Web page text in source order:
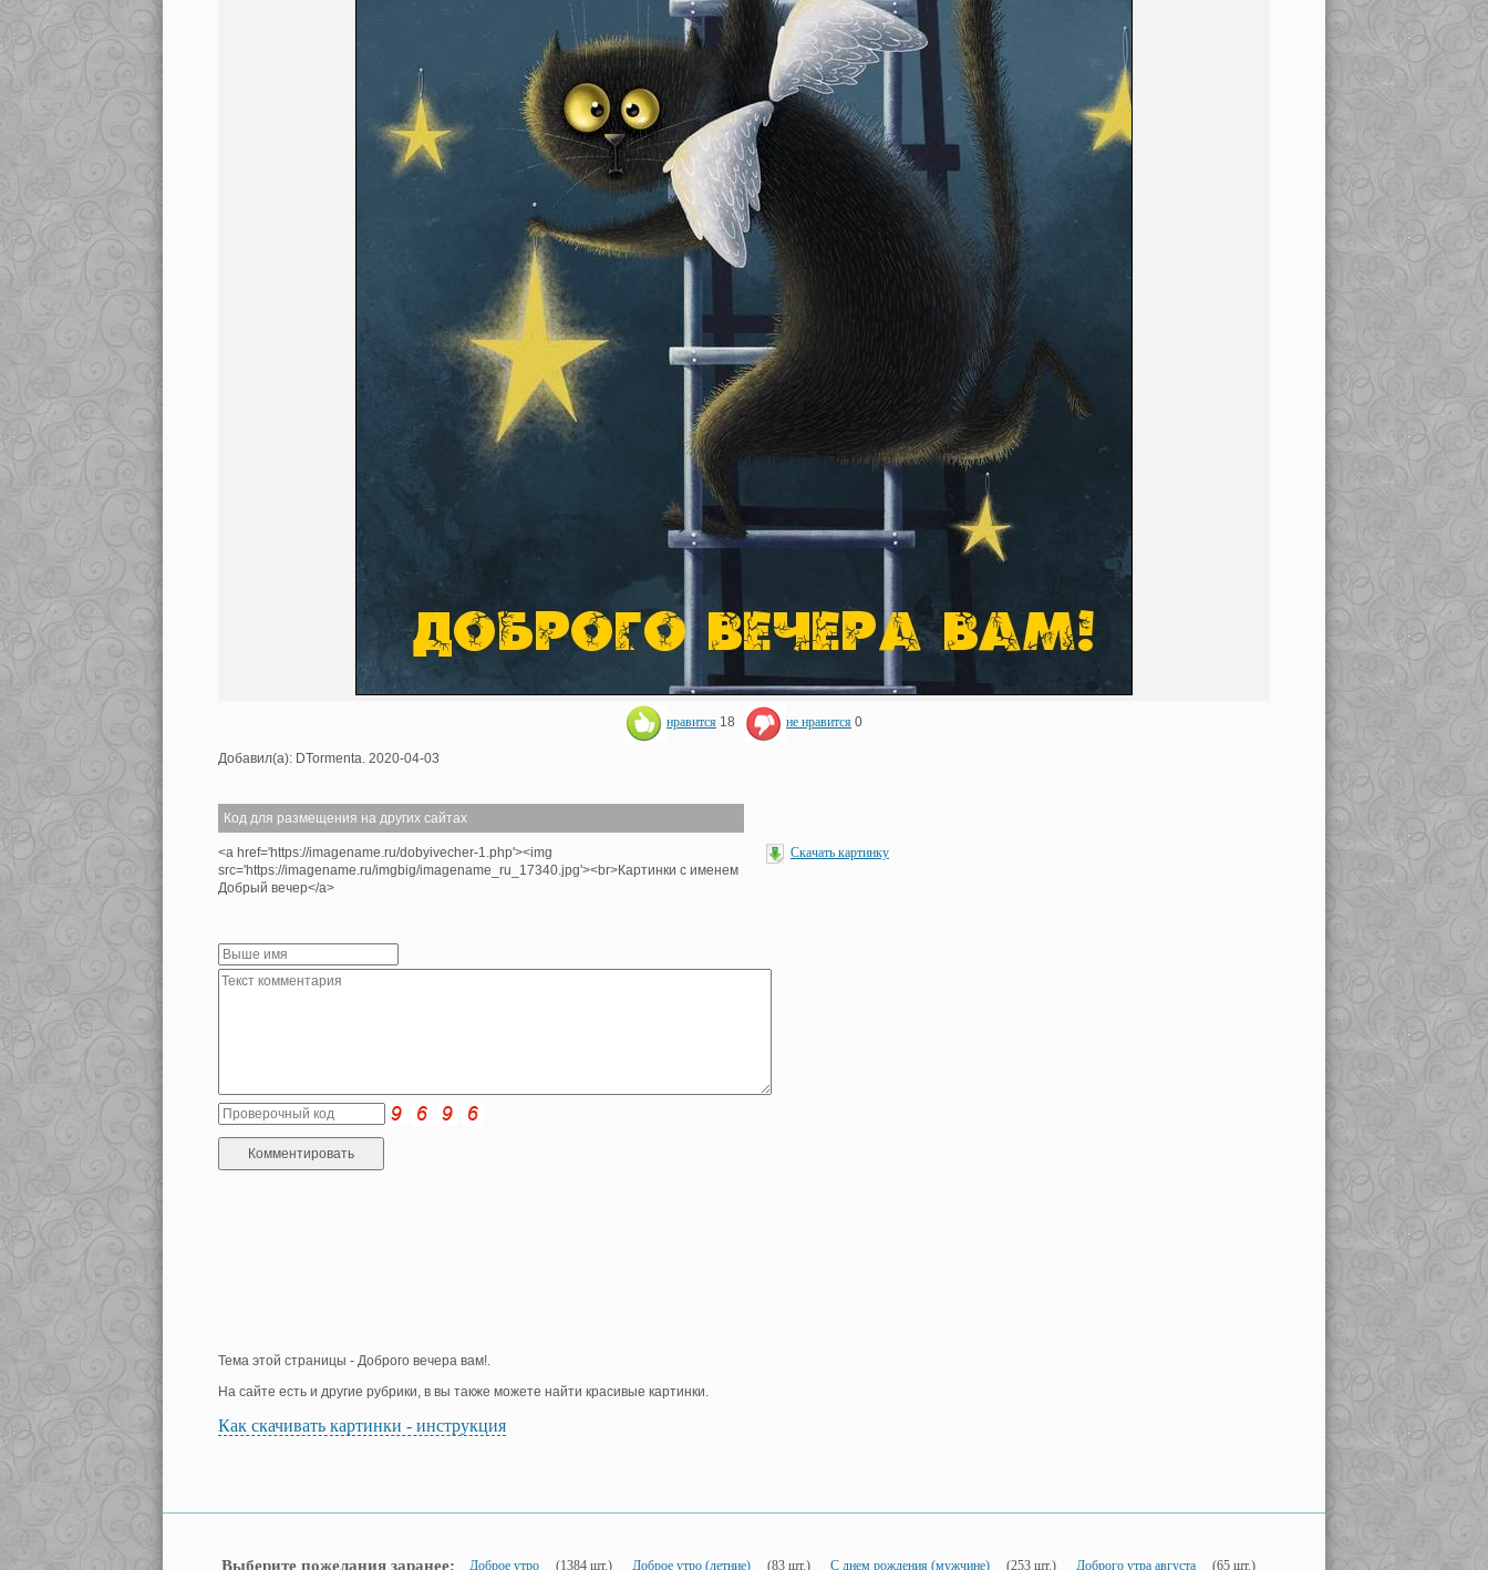
нравится 18 не нравится 0
Добавил(а): DTormenta. 2020-04-03
Код для размещения на других сайтах
<a href='https://imagename.ru/dobyivecher-1.php'><img
src='https://imagename.ru/imgbig/imagename_ru_17340.jpg'><br>Картинки с именем
Добрый вечер</a>
Скачать картинку
Тема этой страницы - Доброго вечера вам!.
На сайте есть и другие рубрики, в вы также можете найти красивые картинки.
Как скачивать картинки - инструкция
Выберите пожелания заранее: Доброе утро (1384 шт.) Доброе утро (летние) (83 шт.) С днем рождения (мужчине) (253 шт.) Доброго утра августа (65 шт.)